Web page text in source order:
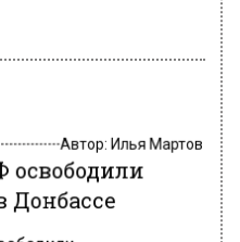
освободили
Донбассе